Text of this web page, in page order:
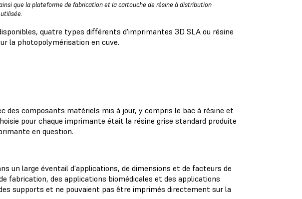
que la plateforme de fabrication et la cartouche de résine à distribution
quatre types différents d'imprimantes 3D SLA ou résine
la photopolymérisation en cuve.
des composants matériels mis à jour, y compris le bac à résine et
pour chaque imprimante était la résine grise standard produite
en question.
un large éventail d'applications, de dimensions et de facteurs de
fabrication, des applications biomédicales et des applications
supports et ne pouvaient pas être imprimés directement sur la